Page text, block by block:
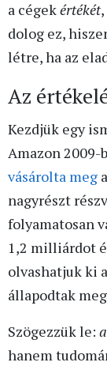
a cégekértékét
dolog ez,
létre, ha az
Az
Kezdjük egy
Amazon
vásárolta meg
nagyrészt
folyamatosan
1,2 milliárdot
olvashatjuk ki
állapodtak
Szögezzük le:
hanem